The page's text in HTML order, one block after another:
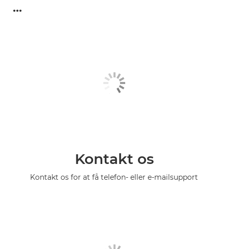
...
Kontakt os
Kontakt os for at få telefon- eller e-mailsupport